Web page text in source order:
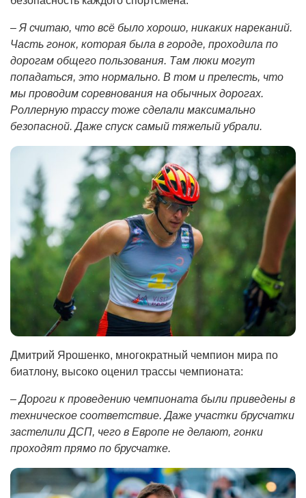
– Я считаю, что всё было хорошо, никаких нареканий.
Часть гонок, которая была в городе, проходила по
дорогам общего пользования. Там люки могут
попадаться, это нормально. В том и прелесть, что
мы проводим соревнования на обычных дорогах.
Роллерную трассу тоже сделали максимально
безопасной. Даже спуск самый тяжелый убрали.
Дмитрий Ярошенко, многократный чемпион мира по
биатлону, высоко оценил трассы чемпионата:
– Дороги к проведению чемпионата были приведены в
техническое соответствие. Даже участки брусчатки
застелили ДСП, чего в Европе не делают, гонки
проходят прямо по брусчатке.